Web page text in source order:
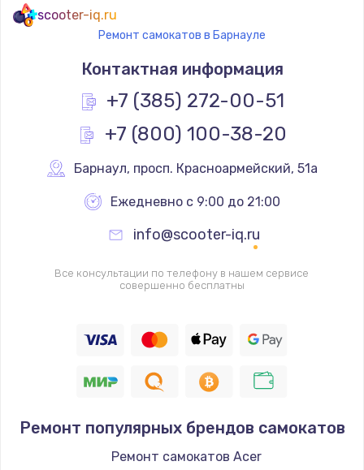
Замена термостата
1200 руб.
Заказать
Замена реле
Замена термопредохранителя
700 руб.
Заказать
2500 руб.
1400 руб.
Заказать
scooter-iq.ru
Ремонт самокатов в Барнауле
Контактная информация
+7 (385) 272-00-51
+7 (800) 100-38-20
Барнаул, просп. Красноармейский, 51а
Ежедневно с 9:00 до 21:00
info@scooter-iq.ru
Все консультации по телефону в нашем сервисе
совершенно бесплатны
Ремонт популярных брендов самокатов
Ремонт самокатов Acer